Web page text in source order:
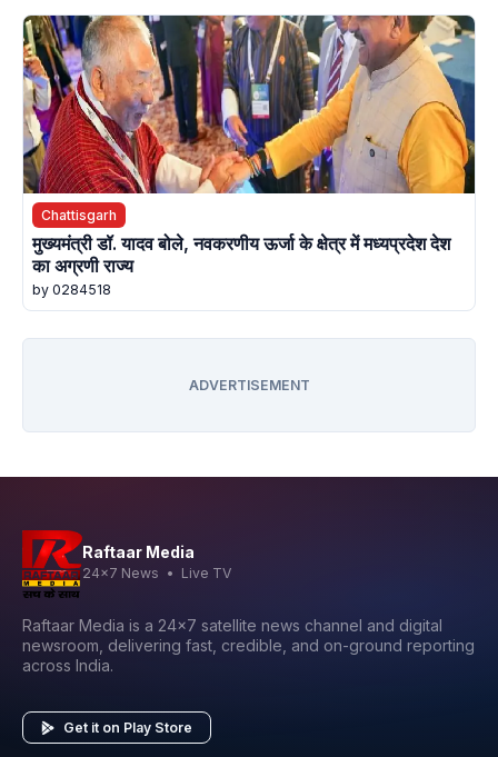
Chattisgarh
मुख्यमंत्री डॉ. यादव बोले, नवकरणीय ऊर्जा के क्षेत्र में मध्यप्रदेश देश
का अग्रणी राज्य
by 0284518
ADVERTISEMENT
Raftaar Media
24x7 News • Live TV
Raftaar Media is a 24x7 satellite news channel and digital
newsroom, delivering fast, credible, and on-ground reporting
across India.
Get it on Play Store